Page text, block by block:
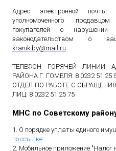
Адрес электронной
уполномоченного
покупателей о нарушении
законодательством о
kranik.by@mail .ru
ТЕЛЕФОН ГОРЯЧЕЙ ЛИНИИ
РАЙОНА Г. ГОМЕЛЯ: 8 0232 51 25
ОТДЕЛ ПО РАБОТЕ С
ЛИЦ: 8 0232 51 25 75
МНС по Советскому
1. О порядке уплаты единого
по ссылке
2. Мобильное приложение "Налог